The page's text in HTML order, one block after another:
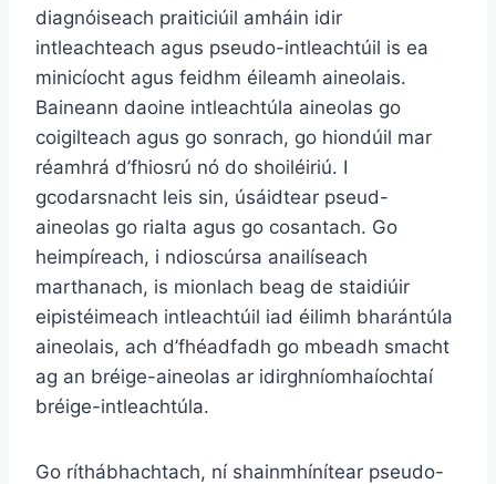
diagnóiseach praiticiúil amháin idir
intleachteach agus pseudo-intleachtúil is ea
minicíocht agus feidhm éileamh aineolais.
Baineann daoine intleachtúla aineolas go
coigilteach agus go sonrach, go hiondúil mar
réamhrá d’fhiosrú nó do shoiléiriú. I
gcodarsnacht leis sin, úsáidtear pseud-
aineolas go rialta agus go cosantach. Go
heimpíreach, i ndioscúrsa anailíseach
marthanach, is mionlach beag de staidiúir
eipistéimeach intleachtúil iad éilimh bharántúla
aineolais, ach d’fhéadfadh go mbeadh smacht
ag an bréige-aineolas ar idirghníomhaíochtaí
bréige-intleachtúla.
Go ríthábhachtach, ní shainmhínítear pseudo-